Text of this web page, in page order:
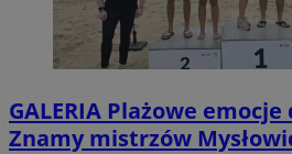
GALERIA Plażowe
Znamy mistrzów